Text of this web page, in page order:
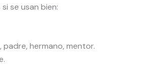
se usan bien:
hermano, mentor.